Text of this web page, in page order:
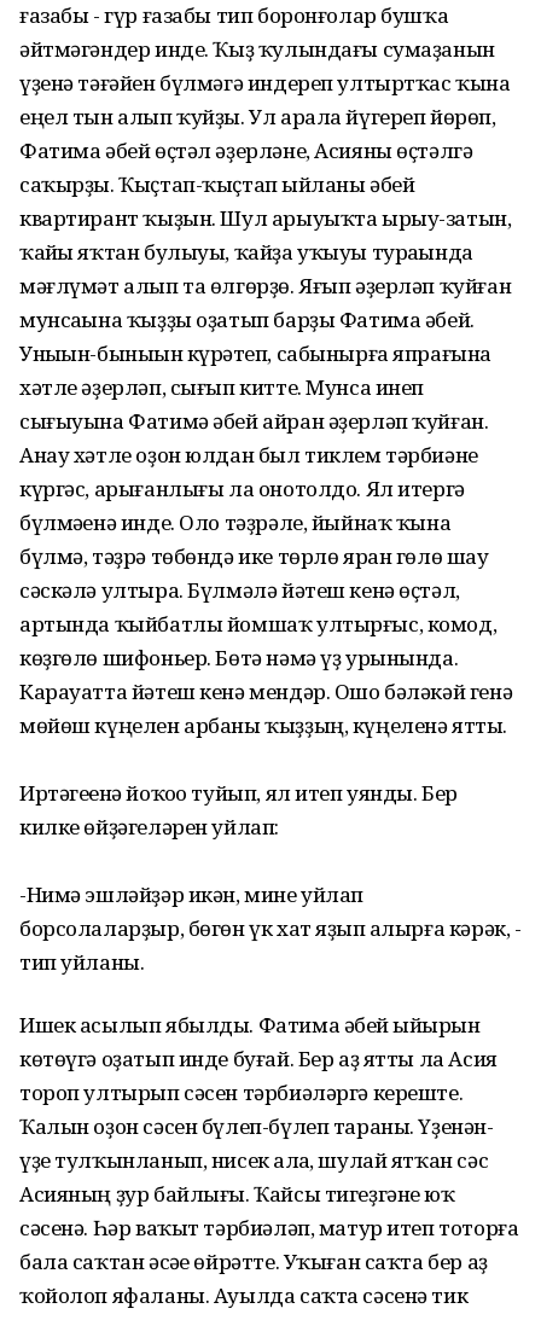
ғазабы - гүр ғазабы тип боронғолар бушҡа
әйтмәгәндер инде. Ҡыҙ ҡулындағы сумаҙанын
үҙенә тәғәйен бүлмәгә индереп ултыртҡас ҡына
еңел тын алып ҡуйҙы. Ул арала йүгереп йөрөп,
Фатима әбей өҫтәл әҙерләне, Асияны өҫтәлгә
саҡырҙы. Ҡыҫтап-ҡыҫтап һыйланы әбей
квартирант ҡыҙын. Шул арыуыҡта ырыу-затын,
ҡайһы яҡтан булыуы, ҡайҙа уҡыуы тураһында
мәғлүмәт алып та өлгөрҙө. Яғып әҙерләп ҡуйған
мунсаһына ҡыҙҙы оҙатып барҙы Фатима әбей.
Уныһын-быныһын күрһәтеп, сабынырға япрағына
хәтле әҙерләп, сығып китте. Мунса инеп
сығыуына Фатимә әбей айран әҙерләп ҡуйған.
Анау хәтле оҙон юлдан был тиклем тәрбиәне
күргәс, арығанлығы ла онотолдо. Ял итергә
бүлмәһенә инде. Оло тәҙрәле, йыйнаҡ ҡына
бүлмә, тәҙрә төбөндә ике төрлө яран гөлө шау
сәскәлә ултыра. Бүлмәлә йәтеш кенә өҫтәл,
артында ҡыйбатлы йомшаҡ ултырғыс, комод,
көҙгөлө шифоньер. Бөтә нәмә үҙ урынында.
Карауатта йәтеш кенә мендәр. Ошо бәләкәй генә
мөйөш күңелен арбаны ҡыҙҙың, күңеленә ятты.
Иртәгеһенә йоҡоһо туйып, ял итеп уянды. Бер
килке өйҙәгеләрен уйлап:
-Нимә эшләйҙәр икән, мине уйлап
борсолаларҙыр, бөгөн үк хат яҙып һалырға кәрәк, -
тип уйланы.
Ишек асылып ябылды. Фатима әбей һыйырын
көтөүгә оҙатып инде буғай. Бер аҙ ятты ла Асия
тороп ултырып сәсен тәрбиәләргә кереште.
Ҡалын оҙон сәсен бүлеп-бүлеп тараны. Үҙенән-
үҙе тулҡынланып, нисек һалһа, шулай ятҡан сәс
Асияның ҙур байлығы. Ҡайсы тигеҙгәне юҡ
сәсенә. Һәр ваҡыт тәрбиәләп, матур итеп тоторға
бала саҡтан әсәһе өйрәтте. Уҡыған саҡта бер аҙ
ҡойолоп яфаланы. Ауылда саҡта сәсенә тик